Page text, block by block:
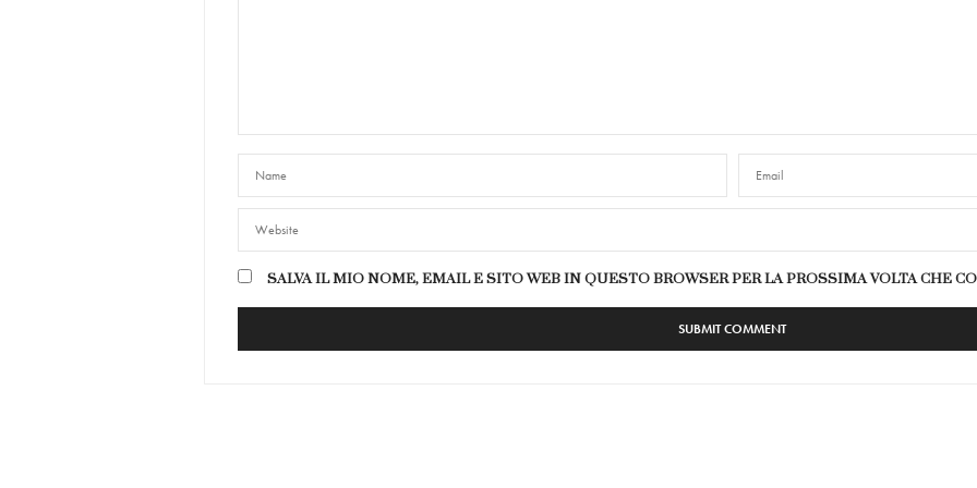
SALVA IL MIO NOME, EMAIL E SITO WEB IN QUESTO BROWSER PER LA PROSSIMA VOLTA CHE